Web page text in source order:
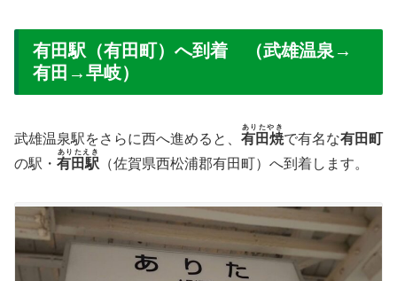
有田駅（有田町）へ到着 （武雄温泉→
有田→早岐）
武雄温泉駅をさらに西へ進めると、 有田焼
ありたやき
で有名な有田町
の駅・ 有田駅
ありたえき
（佐賀県西松浦郡有田町）へ到着します。